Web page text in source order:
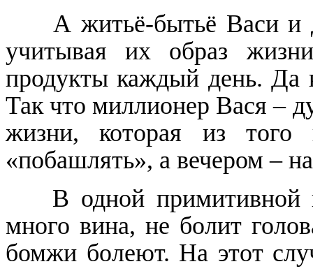
А житьё-бытьё Васи и
учитывая их образ
продукты каждый день. Да
Так что миллионер Вася –
жизни, которая из
«побашлять», а вечером –
В одной примитивной
много вина, не болит
бомжи болеют. На этот